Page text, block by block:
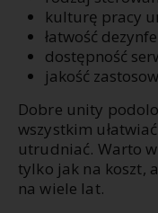
kulturę pracy
łatwość
dostępność
jakość
Dobre unity
wszystkim
utrudniać. Warto
tylko jak na koszt,
na wiele lat.